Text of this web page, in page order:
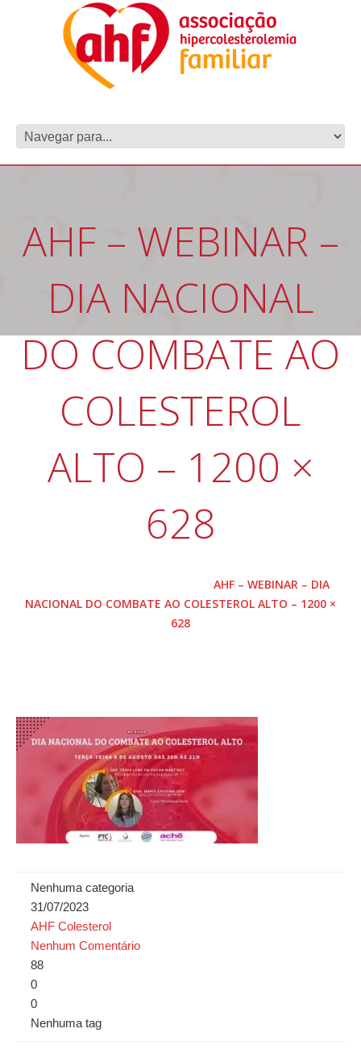
AHF – WEBINAR –
DIA NACIONAL
DO COMBATE AO
COLESTEROL
ALTO – 1200 ×
628
AHF – WEBINAR – DIA
NACIONAL DO COMBATE AO COLESTEROL ALTO – 1200 ×
628
Nenhuma categoria
31/07/2023
AHF Colesterol
Nenhum Comentário
88
0
0
Nenhuma tag